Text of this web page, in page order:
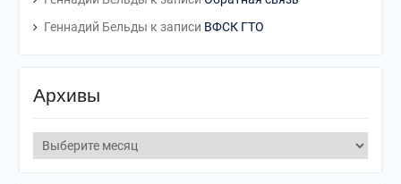
Геннадий Бельды к записи ВФСК ГТО
Архивы